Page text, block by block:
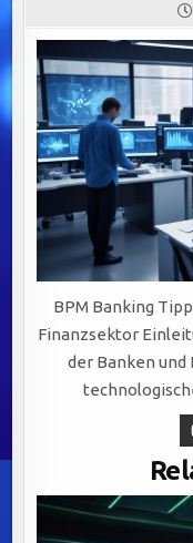
BPM Banking
Finanzsektor
der Banken